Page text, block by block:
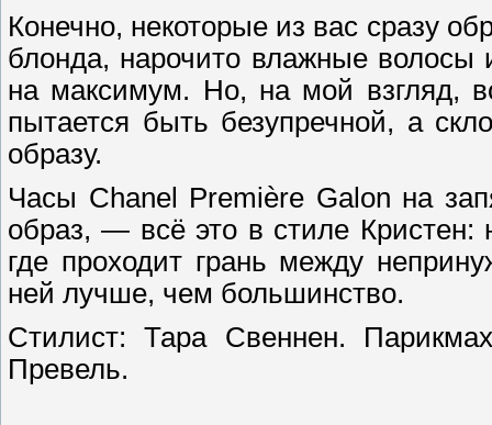
Конечно, некоторые из вас сразу
блонда, нарочито влажные
на максимум. Но, на мой взгляд,
пытается быть безупречной, а
образу.
Часы Chanel Première Galon на
образ, — всё это в стиле Кристен:
где проходит грань между
ней лучше, чем большинство.
Стилист: Тара Свеннен.
Превель.